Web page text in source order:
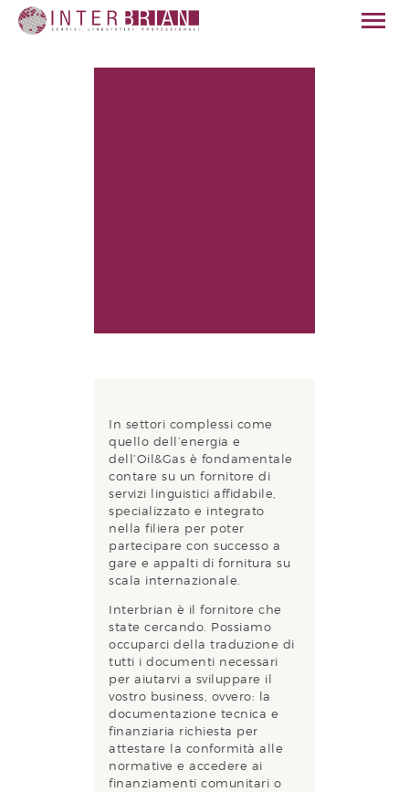
ITALIANO
In settori complessi come
quello dell’energia e
dell’Oil&Gas è fondamentale
contare su un fornitore di
servizi linguistici affidabile,
specializzato e integrato
nella filiera per poter
partecipare con successo a
gare e appalti di fornitura su
scala internazionale.
Interbrian è il fornitore che
state cercando. Possiamo
occuparci della traduzione di
tutti i documenti necessari
per aiutarvi a sviluppare il
vostro business, ovvero: la
documentazione tecnica e
finanziaria richiesta per
attestare la conformità alle
normative e accedere ai
finanziamenti comunitari o